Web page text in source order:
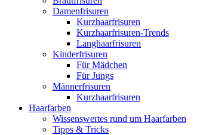
Damenfrisuren
Kurzhaarfrisuren
Kurzhaarfrisuren-Trends
Langhaarfrisuren
Kinderfrisuren
Für Mädchen
Für Jungs
Männerfrisuren
Kurzhaarfrisuren
Haarfarben
Wissenswertes rund um Haarfarben
Tipps & Tricks